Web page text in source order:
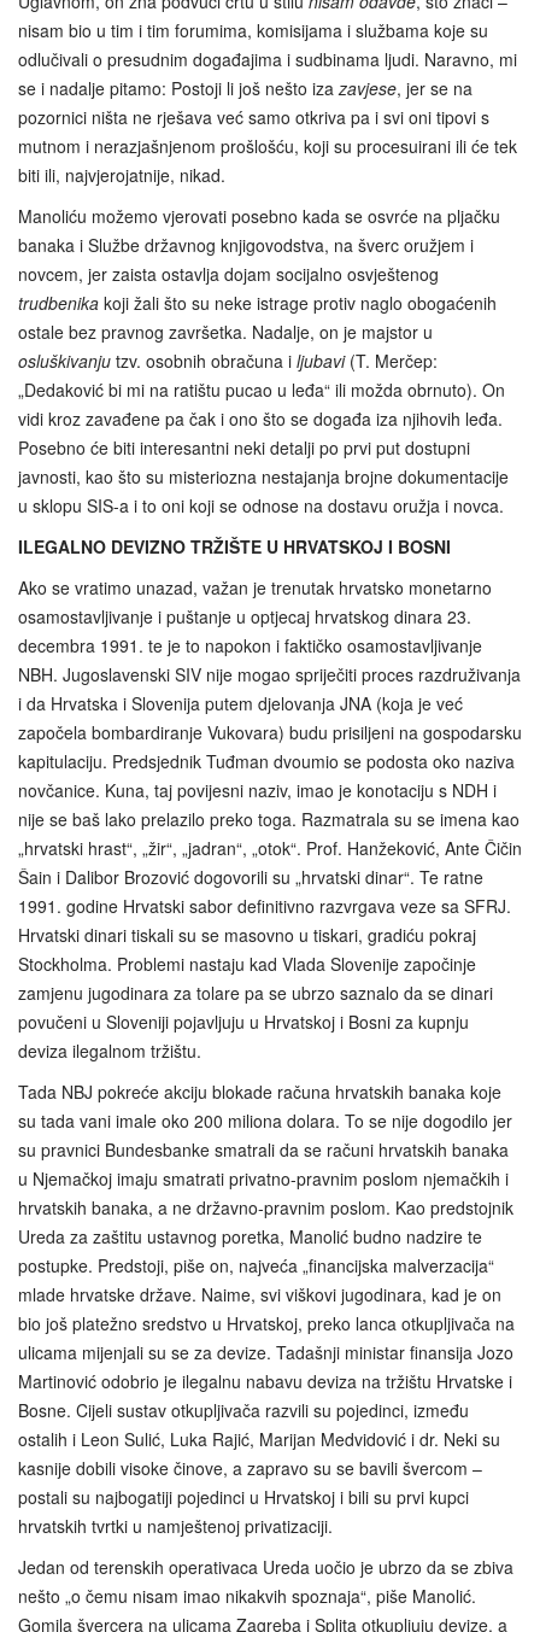
nisam bio u tim i tim forumima, komisijama i službama koje su
odlučivali o presudnim događajima i sudbinama ljudi. Naravno, mi
se i nadalje pitamo: Postoji li još nešto izazavjese, jer se na
pozornici ništa ne rješava već samo otkriva pa i svi oni tipovi s
mutnom i nerazjašnjenom prošlošću, koji su procesuirani ili će tek
biti ili, najvjerojatnije, nikad.
Manoliću možemo vjerovati posebno kada se osvrće na pljačku
banaka i Službe državnog knjigovodstva, na šverc oružjem i
novcem, jer zaista ostavlja dojam socijalno osvještenog
trudbenika koji žali što su neke istrage protiv naglo obogaćenih
ostale bez pravnog završetka. Nadalje, on je majstor u
osluškivanju tzv. osobnih obračuna i ljubavi(T. Merčep:
„Dedaković bi mi na ratištu pucao u leđa“ ili možda obrnuto). On
vidi kroz zavađene pa čak i ono što se događa iza njihovih leđa.
Posebno će biti interesantni neki detalji po prvi put dostupni
javnosti, kao što su misteriozna nestajanja brojne dokumentacije
u sklopu SIS-a i to oni koji se odnose na dostavu oružja i novca.
ILEGALNO DEVIZNO TRŽIŠTE U HRVATSKOJ I BOSNI
Ako se vratimo unazad, važan je trenutak hrvatsko monetarno
osamostavljivanje i puštanje u optjecaj hrvatskog dinara 23.
decembra 1991. te je to napokon i faktičko osamostavljivanje
NBH. Jugoslavenski SIV nije mogao spriječiti proces razdruživanja
i da Hrvatska i Slovenija putem djelovanja JNA (koja je već
započela bombardiranje Vukovara) budu prisiljeni na gospodarsku
kapitulaciju. Predsjednik Tuđman dvoumio se podosta oko naziva
novčanice. Kuna, taj povijesni naziv, imao je konotaciju s NDH i
nije se baš lako prelazilo preko toga. Razmatrala su se imena kao
„hrvatski hrast“, „žir“, „jadran“, „otok“. Prof. Hanžeković, Ante Čičin
Šain i Dalibor Brozović dogovorili su „hrvatski dinar“. Te ratne
1991. godine Hrvatski sabor definitivno razvrgava veze sa SFRJ.
Hrvatski dinari tiskali su se masovno u tiskari, gradiću pokraj
Stockholma. Problemi nastaju kad Vlada Slovenije započinje
zamjenu jugodinara za tolare pa se ubrzo saznalo da se dinari
povučeni u Sloveniji pojavljuju u Hrvatskoj i Bosni za kupnju
deviza ilegalnom tržištu.
Tada NBJ pokreće akciju blokade računa hrvatskih banaka koje
su tada vani imale oko 200 miliona dolara. To se nije dogodilo jer
su pravnici Bundesbanke smatrali da se računi hrvatskih banaka
u Njemačkoj imaju smatrati privatno-pravnim poslom njemačkih i
hrvatskih banaka, a ne državno‑pravnim poslom. Kao predstojnik
Ureda za zaštitu ustavnog poretka, Manolić budno nadzire te
postupke. Predstoji, piše on, najveća „financijska malverzacija“
mlade hrvatske države. Naime, svi viškovi jugodinara, kad je on
bio još platežno sredstvo u Hrvatskoj, preko lanca otkupljivača na
ulicama mijenjali su se za devize. Tadašnji ministar finansija Jozo
Martinović odobrio je ilegalnu nabavu deviza na tržištu Hrvatske i
Bosne. Cijeli sustav otkupljivača razvili su pojedinci, između
ostalih i Leon Sulić, Luka Rajić, Marijan Medvidović i dr. Neki su
kasnije dobili visoke činove, a zapravo su se bavili švercom –
postali su najbogatiji pojedinci u Hrvatskoj i bili su prvi kupci
hrvatskih tvrtki u namještenoj privatizaciji.
Jedan od terenskih operativaca Ureda uočio je ubrzo da se zbiva
nešto „o čemu nisam imao nikakvih spoznaja“, piše Manolić.
Gomila švercera na ulicama Zagreba i Splita otkupljuju devize, a